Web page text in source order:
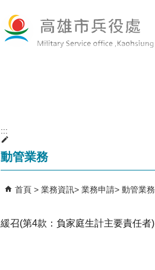
:::
動管業務
首頁 業務資訊 業務申請 動管業務
緩召(第4款：負家庭生計主要責任者)